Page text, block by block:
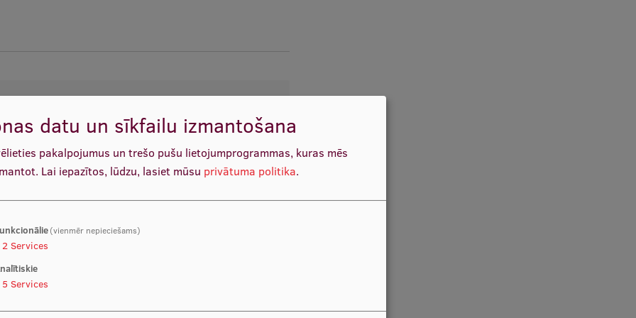
Rozentāle
vadītāja,Sociālo zinātņu fakultāte
zinātņu fakultāte
fakultāte
sazinoties e-pastā.
datu un sīkfailu izmantošana
pakalpojumus un trešo pušu lietojumprogrammas, kuras mēs
Lai iepazītos, lūdzu, lasiet mūsu privātuma politika.
(vienmēr nepieciešams)
2 Services
5 Services